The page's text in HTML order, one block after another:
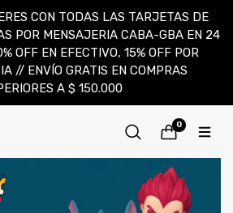
CON TODAS LAS TARJETAS DE
POR MENSAJERIA CABA-GBA EN 24
OFF EN EFECTIVO, 15% OFF POR
// ENVÍO GRATIS EN COMPRAS
A $ 150.000
0